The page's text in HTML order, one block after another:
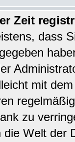
Zeit
dass
mit
zu
Welt der